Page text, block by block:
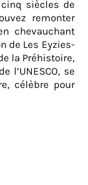
siècles de
remonter
chevauchant
de Les Eyzies-
la Préhistoire,
l’UNESCO, se
célèbre pour